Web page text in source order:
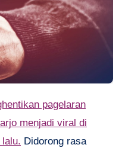
menjadi viral di
Didorong rasa